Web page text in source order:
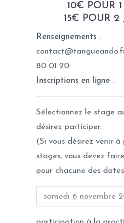
10€ POUR
15€ POUR 2
Renseignements :
80 01 20
Inscriptions en ligne :
Sélectionnez le stage
désirez participer.
(Si vous désirez venir à
stages, vous devez
pour chacune des